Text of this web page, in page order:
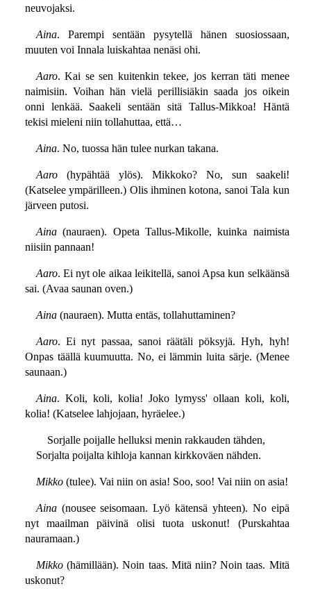
neuvojaksi.
Aina. Parempi sentään pysytellä hänen suosiossaan,
muuten voi Innala luiskahtaa nenäsi ohi.
Aaro. Kai se sen kuitenkin tekee, jos kerran täti menee
naimisiin. Voihan hän vielä perillisiäkin saada jos oikein
onni lenkää. Saakeli sentään sitä Tallus-Mikkoa! Häntä
tekisi mieleni niin tollahuttaa, että…
Aina. No, tuossa hän tulee nurkan takana.
Aaro(hypähtää ylös). Mikkoko? No, sun saakeli!
(Katselee ympärilleen.) Olis ihminen kotona, sanoi Tala kun
järveen putosi.
Aina(nauraen). Opeta Tallus-Mikolle, kuinka naimista
niisiin pannaan!
Aaro. Ei nyt ole aikaa leikitellä, sanoi Apsa kun selkäänsä
sai. (Avaa saunan oven.)
Aina(nauraen). Mutta entäs, tollahuttaminen?
Aaro. Ei nyt passaa, sanoi räätäli pöksyjä. Hyh, hyh!
Onpas täällä kuumuutta. No, ei lämmin luita särje. (Menee
saunaan.)
Aina. Koli, koli, kolia! Joko lymyss' ollaan koli, koli,
kolia! (Katselee lahjojaan, hyräelee.)
Sorjalle poijalle helluksi menin rakkauden tähden,
Sorjalta poijalta kihloja kannan kirkkoväen nähden.
Mikko(tulee). Vai niin on asia! Soo, soo! Vai niin on asia!
Aina(nousee seisomaan. Lyö kätensä yhteen). No eipä
nyt maailman päivinä olisi tuota uskonut! (Purskahtaa
nauramaan.)
Mikko(hämillään). Noin taas. Mitä niin? Noin taas. Mitä
uskonut?